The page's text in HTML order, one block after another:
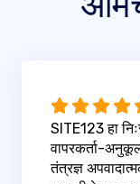
SITE123 हा
वापरकर्ता-
तंत्रज्ञ